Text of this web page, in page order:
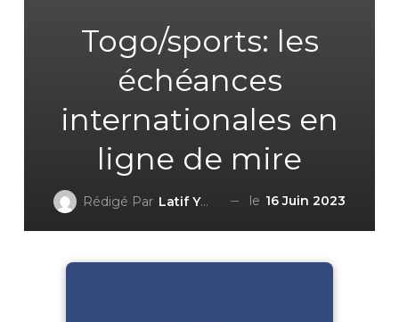
Togo/sports: les
échéances
internationales en
ligne de mire
Rédigé Par Latif YOROUMA le 16 Juin 2023